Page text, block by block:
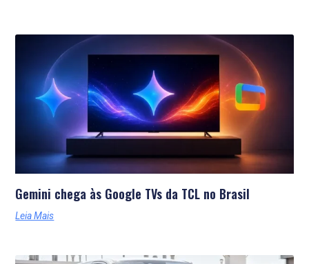
Últimas Notícias
Gemini chega às Google TVs da TCL no Brasil
Leia Mais